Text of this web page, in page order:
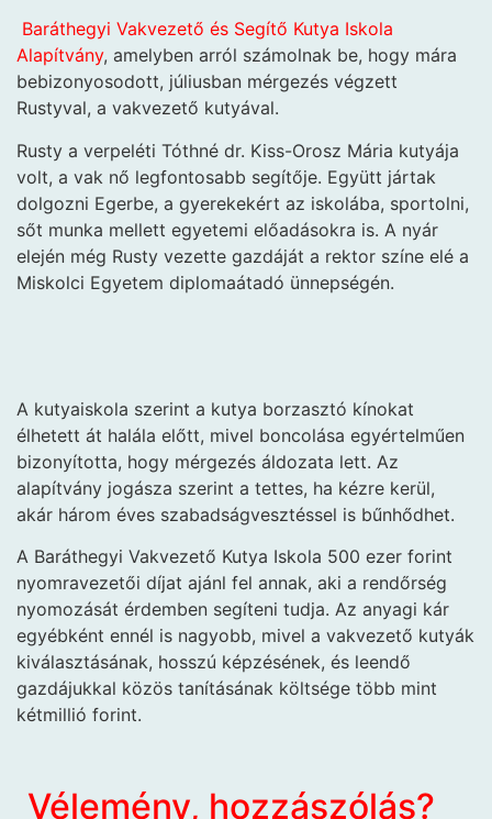
Baráthegyi Vakvezető és Segítő Kutya Iskola
Alapítvány, amelyben arról számolnak be, hogy mára
bebizonyosodott, júliusban mérgezés végzett
Rustyval, a vakvezető kutyával.
Rusty a verpeléti Tóthné dr. Kiss-Orosz Mária kutyája
volt, a vak nő legfontosabb segítője. Együtt jártak
dolgozni Egerbe, a gyerekekért az iskolába, sportolni,
sőt munka mellett egyetemi előadásokra is. A nyár
elején még Rusty vezette gazdáját a rektor színe elé a
Miskolci Egyetem diplomaátadó ünnepségén.
A kutyaiskola szerint a kutya borzasztó kínokat
élhetett át halála előtt, mivel boncolása egyértelműen
bizonyította, hogy mérgezés áldozata lett. Az
alapítvány jogásza szerint a tettes, ha kézre kerül,
akár három éves szabadságvesztéssel is bűnhődhet.
A Baráthegyi Vakvezető Kutya Iskola 500 ezer forint
nyomravezetői díjat ajánl fel annak, aki a rendőrség
nyomozását érdemben segíteni tudja. Az anyagi kár
egyébként ennél is nagyobb, mivel a vakvezető kutyák
kiválasztásának, hosszú képzésének, és leendő
gazdájukkal közös tanításának költsége több mint
kétmillió forint.
Vélemény, hozzászólás?